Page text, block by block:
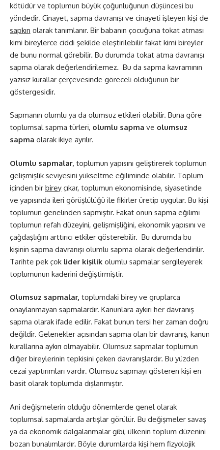
kötüdür ve toplumun büyük çoğunluğunun düşüncesi bu
yöndedir. Cinayet, sapma davranışı ve cinayeti işleyen kişi de
sapkın olarak tanımlanır. Bir babanın çocuğuna tokat atması
kimi bireylerce ciddi şekilde eleştirilebilir fakat kimi bireyler
de bunu normal görebilir. Bu durumda tokat atma davranışı
sapma olarak değerlendirilemez. Bu da sapma kavramının
yazısız kurallar çerçevesinde göreceli olduğunun bir
göstergesidir.
Sapmanın olumlu ya da olumsuz etkileri olabilir. Buna göre
toplumsal sapma türleri, olumlu sapma ve olumsuz
sapma olarak ikiye ayrılır.
Olumlu sapmalar, toplumun yapısını geliştirerek toplumun
gelişmişlik seviyesini yükseltme eğiliminde olabilir. Toplum
içinden bir birey çıkar, toplumun ekonomisinde, siyasetinde
ve yapısında ileri görüşlülüğü ile fikirler üretip uygular. Bu kişi
toplumun genelinden sapmıştır. Fakat onun sapma eğilimi
toplumun refah düzeyini, gelişmişliğini, ekonomik yapısını ve
çağdaşlığını arttırıcı etkiler gösterebilir. Bu durumda bu
kişinin sapma davranışı olumlu sapma olarak değerlendirilir.
Tarihte pek çok lider kişilik olumlu sapmalar sergileyerek
toplumunun kaderini değiştirmiştir.
Olumsuz sapmalar, toplumdaki birey ve gruplarca
onaylanmayan sapmalardır. Kanunlara aykırı her davranış
sapma olarak ifade edilir. Fakat bunun tersi her zaman doğru
değildir. Gelenekler açısından sapma olan bir davranış, kanun
kurallarına aykırı olmayabilir. Olumsuz sapmalar toplumun
diğer bireylerinin tepkisini çeken davranışlardır. Bu yüzden
cezai yaptırımları vardır. Olumsuz sapmayı gösteren kişi en
basit olarak toplumda dışlanmıştır.
Ani değişmelerin olduğu dönemlerde genel olarak
toplumsal sapmalarda artışlar görülür. Bu değişmeler savaş
ya da ekonomik dalgalanmalar gibi, ülkenin toplum düzenini
bozan bunalımlardır. Böyle durumlarda kişi hem fizyolojik